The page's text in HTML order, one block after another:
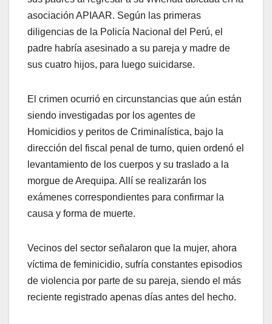
asociación APIAAR. Según las primeras
diligencias de la Policía Nacional del Perú, el
padre habría asesinado a su pareja y madre de
sus cuatro hijos, para luego suicidarse.
El crimen ocurrió en circunstancias que aún están
siendo investigadas por los agentes de
Homicidios y peritos de Criminalística, bajo la
dirección del fiscal penal de turno, quien ordenó el
levantamiento de los cuerpos y su traslado a la
morgue de Arequipa. Allí se realizarán los
exámenes correspondientes para confirmar la
causa y forma de muerte.
Vecinos del sector señalaron que la mujer, ahora
víctima de feminicidio, sufría constantes episodios
de violencia por parte de su pareja, siendo el más
reciente registrado apenas días antes del hecho.